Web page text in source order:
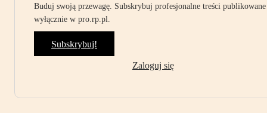
Buduj swoją przewagę. Subskrybuj profesjonalne treści publikowane
wyłącznie w pro.rp.pl.
Subskrybuj!
Zaloguj się